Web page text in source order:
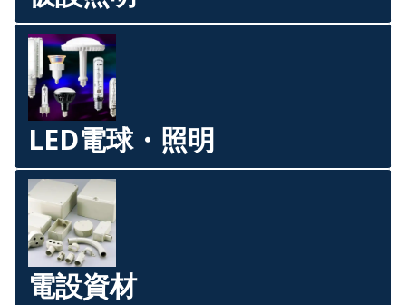
LED電球・照明
電設資材